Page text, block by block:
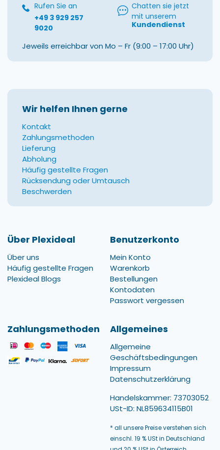
Rufen Sie an
+49 3 929 257
9020
Chatten sie jetzt
mit unserem
Kundendienst
Jeweils erreichbar von Mo – Fr (9:00 – 17:00 Uhr)
Wir helfen Ihnen gerne
Kontakt
Zahlungsmethoden
Lieferung
Abholung
Häufig gestellte Fragen
Rücksendung oder Umtausch
Beschwerden
Über Plexideal
Über uns
Häufig gestellte Fragen
Plexideal Blogs
Benutzerkonto
Mein Konto
Warenkorb
Bestellungen
Kontodaten
Passwort vergessen
Zahlungsmethoden Allgemeines
Allgemeine
Geschäftsbedingungen
Impressum
Datenschutzerklärung
Handelskammer: 73703052
USt-ID: NL859634115B01
* all unsere Preise verstehen sich
einschl. 19 % USt in Deutschland